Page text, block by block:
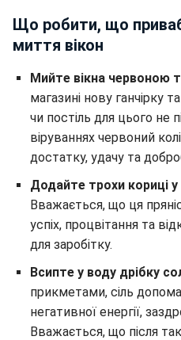
Що робити, що
миття вікон
Мийте вікна червоною
магазині нову ганчірку
чи постіль для цього не
віруваннях червоний
достатку, удачу та
Додайте трохи кориці
Вважається, що ця
успіх, процвітання та
для заробітку.
Всипте у воду дрібку
прикметами, сіль
негативної енергії,
Вважається, що після